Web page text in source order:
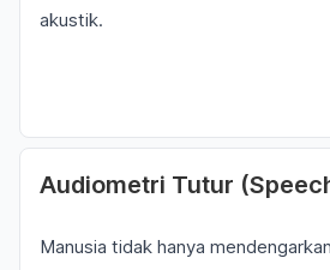
akustik.
Audiometri Tutur
Manusia tidak hanya